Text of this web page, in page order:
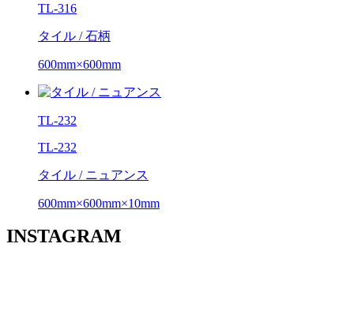
TL-316
タイル / 石柄
600mm×600mm
TL-232
TL-232
タイル / ニュアンス
600mm×600mm×10mm
INSTAGRAM